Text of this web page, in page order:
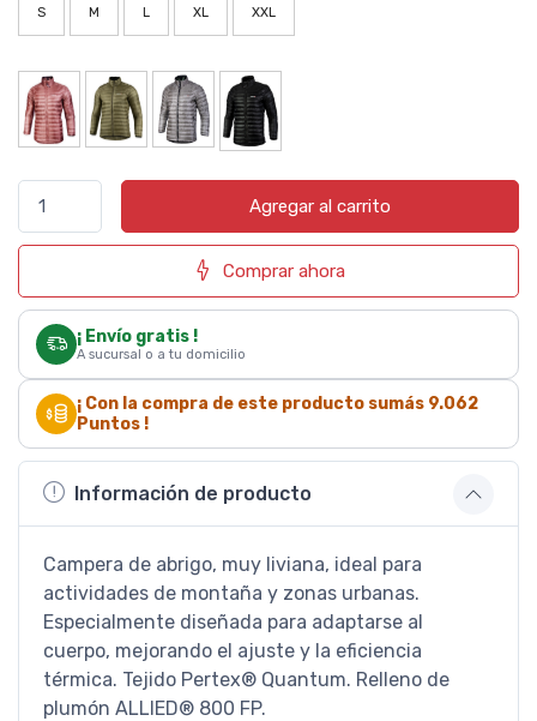
S M L XL XXL
Agregar al carrito
Comprar ahora
¡ Envío gratis !
A sucursal o a tu domicilio
¡ Con la compra de este producto sumás 9.062
Puntos !
Información de producto
Campera de abrigo, muy liviana, ideal para
actividades de montaña y zonas urbanas.
Especialmente diseñada para adaptarse al
cuerpo, mejorando el ajuste y la eficiencia
térmica. Tejido Pertex® Quantum. Relleno de
plumón ALLIED® 800 FP.